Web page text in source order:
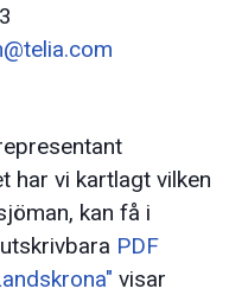
har vi kartlagt vilken
kan få i
PDF
visar